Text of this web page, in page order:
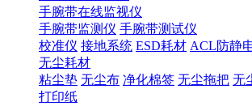
手腕带在线监视仪
手腕带监测仪 手腕带测试仪
校准仪 接地系统 ESD耗材 ACL防静
无尘耗材
粘尘垫 无尘布 净化棉签 无尘拖把 无
打印纸